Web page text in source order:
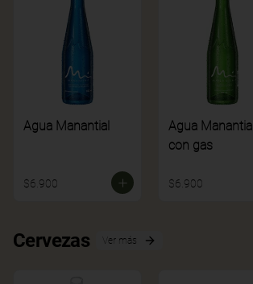
Agua Manantial
$6.900
Agua Manantial
con gas
$6.900
Cervezas Ver más